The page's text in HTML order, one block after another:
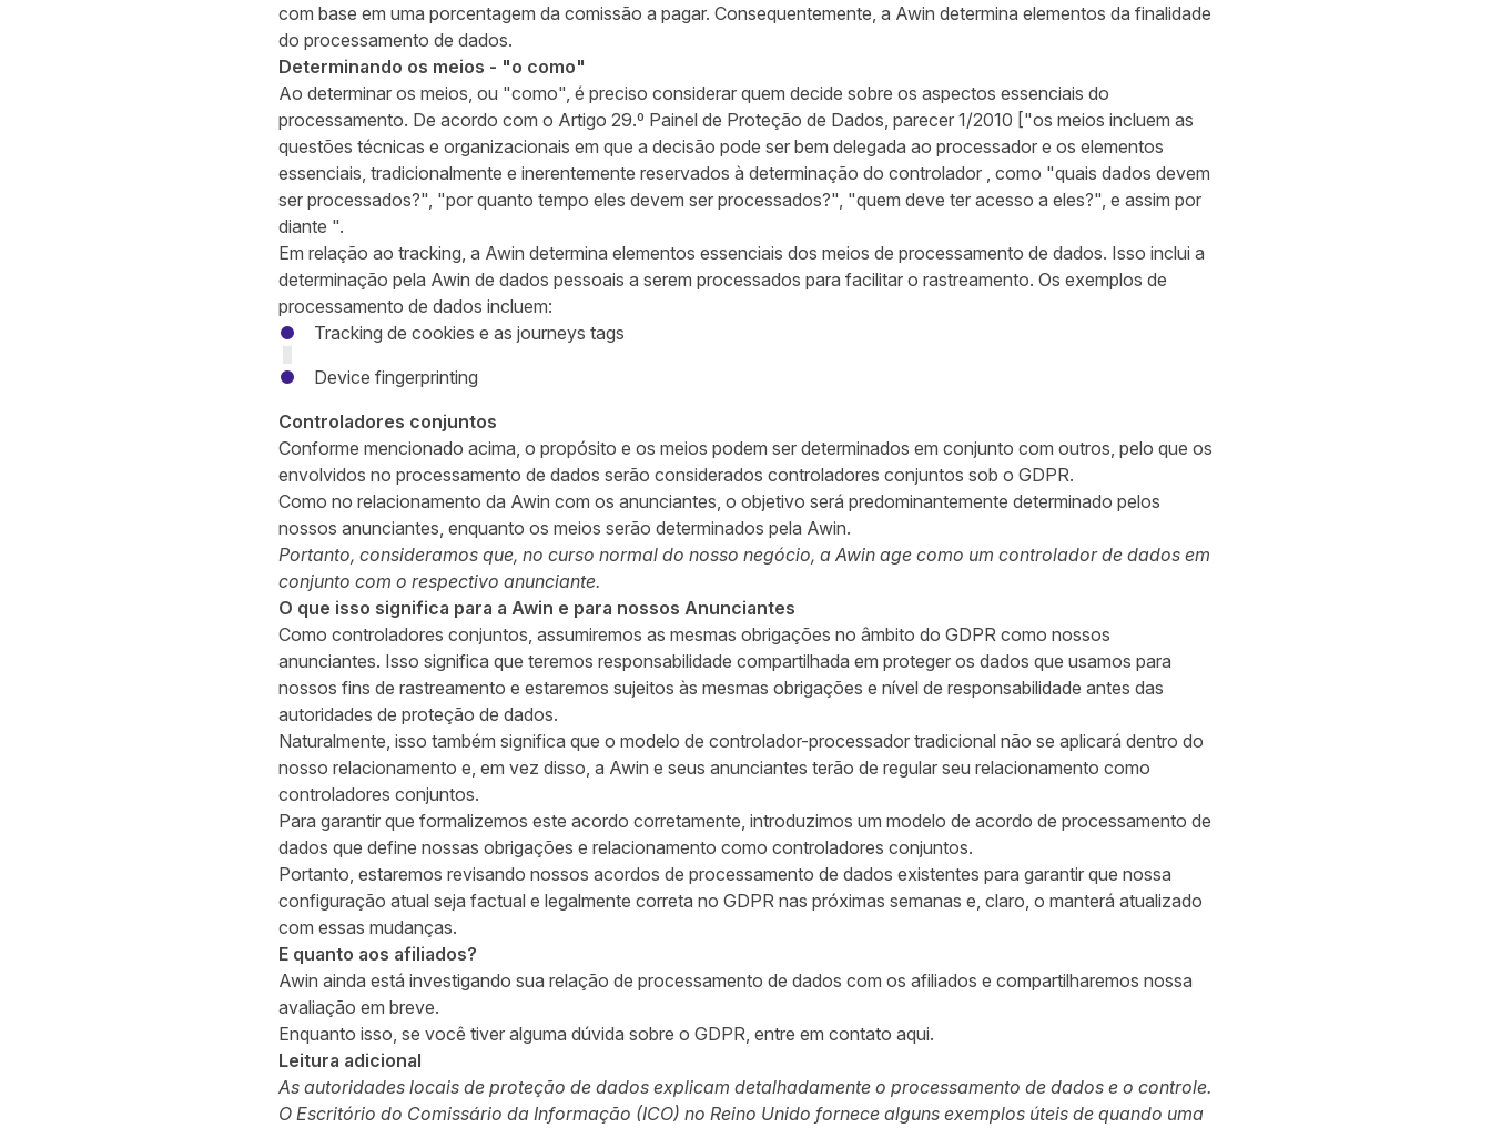
com base em uma porcentagem da comissão a pagar. Consequentemente, a Awin determina elementos da finalidade
do processamento de dados.
Determinando os meios - "o como"
Ao determinar os meios, ou "como", é preciso considerar quem decide sobre os aspectos essenciais do
processamento. De acordo com o Artigo 29.º Painel de Proteção de Dados, parecer 1/2010 ["os meios incluem as
questões técnicas e organizacionais em que a decisão pode ser bem delegada ao processador e os elementos
essenciais, tradicionalmente e inerentemente reservados à determinação do controlador , como "quais dados devem
ser processados?", "por quanto tempo eles devem ser processados?", "quem deve ter acesso a eles?", e assim por
diante ".
Em relação ao tracking, a Awin determina elementos essenciais dos meios de processamento de dados. Isso inclui a
determinação pela Awin de dados pessoais a serem processados para facilitar o rastreamento. Os exemplos de
processamento de dados incluem:
Tracking de cookies e as journeys tags
Device fingerprinting
Controladores conjuntos
Conforme mencionado acima, o propósito e os meios podem ser determinados em conjunto com outros, pelo que os
envolvidos no processamento de dados serão considerados controladores conjuntos sob o GDPR.
Como no relacionamento da Awin com os anunciantes, o objetivo será predominantemente determinado pelos
nossos anunciantes, enquanto os meios serão determinados pela Awin.
Portanto, consideramos que, no curso normal do nosso negócio, a Awin age como um controlador de dados em
conjunto com o respectivo anunciante.
O que isso significa para a Awin e para nossos Anunciantes
Como controladores conjuntos, assumiremos as mesmas obrigações no âmbito do GDPR como nossos
anunciantes. Isso significa que teremos responsabilidade compartilhada em proteger os dados que usamos para
nossos fins de rastreamento e estaremos sujeitos às mesmas obrigações e nível de responsabilidade antes das
autoridades de proteção de dados.
Naturalmente, isso também significa que o modelo de controlador-processador tradicional não se aplicará dentro do
nosso relacionamento e, em vez disso, a Awin e seus anunciantes terão de regular seu relacionamento como
controladores conjuntos.
Para garantir que formalizemos este acordo corretamente, introduzimos um modelo de acordo de processamento de
dados que define nossas obrigações e relacionamento como controladores conjuntos.
Portanto, estaremos revisando nossos acordos de processamento de dados existentes para garantir que nossa
configuração atual seja factual e legalmente correta no GDPR nas próximas semanas e, claro, o manterá atualizado
com essas mudanças.
E quanto aos afiliados?
Awin ainda está investigando sua relação de processamento de dados com os afiliados e compartilharemos nossa
avaliação em breve.
Enquanto isso, se você tiver alguma dúvida sobre o GDPR, entre em contato aqui.
Leitura adicional
As autoridades locais de proteção de dados explicam detalhadamente o processamento de dados e o controle.
O Escritório do Comissário da Informação (ICO) no Reino Unido fornece alguns exemplos úteis de quando uma